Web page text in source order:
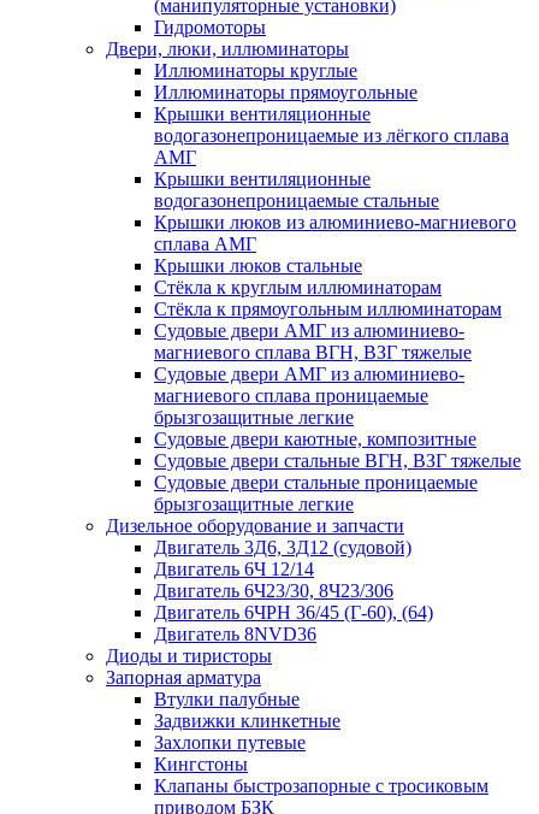
(манипуляторные установки)
Гидромоторы
Двери, люки, иллюминаторы
Иллюминаторы круглые
Иллюминаторы прямоугольные
Крышки вентиляционные
водогазонепроницаемые из лёгкого сплава
АМГ
Крышки вентиляционные
водогазонепроницаемые стальные
Крышки люков из алюминиево-магниевого
сплава АМГ
Крышки люков стальные
Стёкла к круглым иллюминаторам
Стёкла к прямоугольным иллюминаторам
Судовые двери АМГ из алюминиево-
магниевого сплава ВГН, ВЗГ тяжелые
Судовые двери АМГ из алюминиево-
магниевого сплава проницаемые
брызгозащитные легкие
Судовые двери каютные, композитные
Судовые двери стальные ВГН, ВЗГ тяжелые
Судовые двери стальные проницаемые
брызгозащитные легкие
Дизельное оборудование и запчасти
Двигатель 3Д6, 3Д12 (судовой)
Двигатель 6Ч 12/14
Двигатель 6Ч23/30, 8Ч23/306
Двигатель 6ЧРН 36/45 (Г-60), (64)
Двигатель 8NVD36
Диоды и тиристоры
Запорная арматура
Втулки палубные
Задвижки клинкетные
Захлопки путевые
Кингстоны
Клапаны быстрозапорные с тросиковым
приводом БЗК